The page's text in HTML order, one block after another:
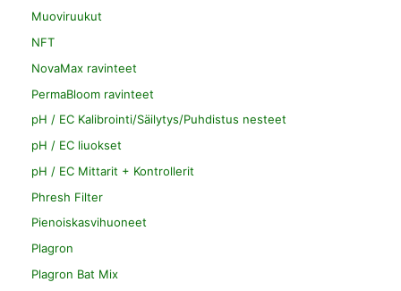
Muoviruukut
NFT
NovaMax ravinteet
PermaBloom ravinteet
pH / EC Kalibrointi/Säilytys/Puhdistus nesteet
pH / EC liuokset
pH / EC Mittarit + Kontrollerit
Phresh Filter
Pienoiskasvihuoneet
Plagron
Plagron Bat Mix